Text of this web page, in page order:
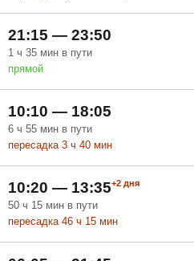
21:15 — 23:50
1 ч 35 мин в пути
прямой
10:10 — 18:05
6 ч 55 мин в пути
пересадка 3 ч 40 мин
10:20 — 13:35+2 дня
50 ч 15 мин в пути
пересадка 46 ч 15 мин